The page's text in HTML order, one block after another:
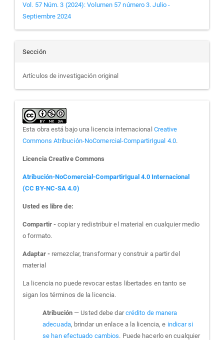
Vol. 57 Núm. 3 (2024): Volumen 57 número 3. Julio -
Septiembre 2024
Sección
Artículos de investigación original
Esta obra está bajo una licencia internacional Creative
Commons Atribución-NoComercial-CompartirIgual 4.0.
Licencia Creative Commons
Atribución-NoComercial-CompartirIgual 4.0 Internacional
(CC BY-NC-SA 4.0)
Usted es libre de:
Compartir -copiar y redistribuir el material en cualquier medio
o formato.
Adaptar -remezclar, transformar y construir a partir del
material
La licencia no puede revocar estas libertades en tanto se
sigan los términos de la licencia.
Atribución — Usted debe darcrédito de manera
adecuada, brindar un enlace a la licencia, e indicar si
se han efectuado cambios. Puede hacerlo en cualquier